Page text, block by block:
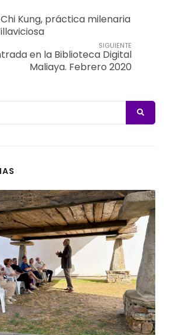
Chi Kung, práctica milenaria
SIGUIENTE
en la Biblioteca Digital
Maliaya. Febrero 2020